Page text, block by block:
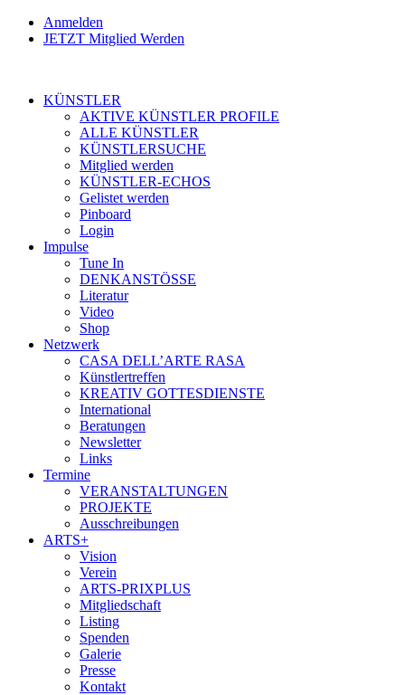
Anmelden
JETZT Mitglied Werden
KÜNSTLER
AKTIVE KÜNSTLER PROFILE
ALLE KÜNSTLER
KÜNSTLERSUCHE
Mitglied werden
KÜNSTLER-ECHOS
Gelistet werden
Pinboard
Login
Impulse
Tune In
DENKANSTÖSSE
Literatur
Video
Shop
Netzwerk
CASA DELL’ARTE RASA
Künstlertreffen
KREATIV GOTTESDIENSTE
International
Beratungen
Newsletter
Links
Termine
VERANSTALTUNGEN
PROJEKTE
Ausschreibungen
ARTS+
Vision
Verein
ARTS-PRIXPLUS
Mitgliedschaft
Listing
Spenden
Galerie
Presse
Kontakt